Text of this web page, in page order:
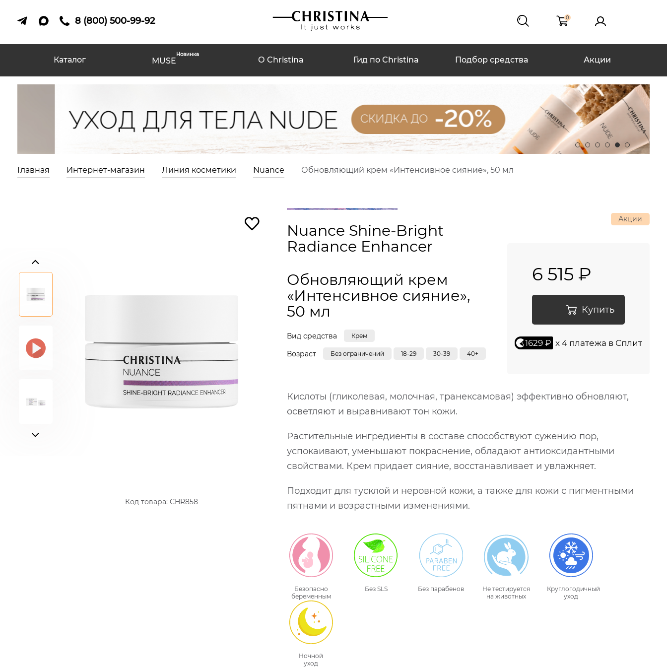
8 (800) 500-99-92 0
Каталог MUSE
Новинка
О Christina Гид по Christina Подбор средства Акции
Главная Интернет-магазин Линия косметики Nuance Обновляющий крем «Интенсивное сияние», 50 мл
Код товара:CHR858
Nuance Shine-Bright
Radiance Enhancer
Обновляющий крем
«Интенсивное сияние»,
50 мл
Вид средства Крем
Возраст Без ограничений 18-29 30-39 40+
Акции
6 515 ₽
Купить
1629 ₽ x 4 платежа в Сплит
Кислоты (гликолевая, молочная, транексамовая) эффективно обновляют,
осветляют и выравнивают тон кожи.
Растительные ингредиенты в составе способствуют сужению пор,
успокаивают, уменьшают покраснение, обладают антиоксидантными
свойствами. Крем придает сияние, восстанавливает и увлажняет.
Подходит для тусклой и неровной кожи, а также для кожи с пигментными
пятнами и возрастными изменениями.
Безопасно
беременным
Без SLS Без парабенов
Не тестируется
на животных
Круглогодичный
уход
Ночной
уход